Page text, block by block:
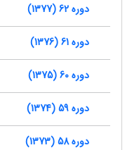
دوره 62 (1377)
دوره 61 (1376)
دوره 60 (1375)
دوره 59 (1374)
دوره 58 (1373)